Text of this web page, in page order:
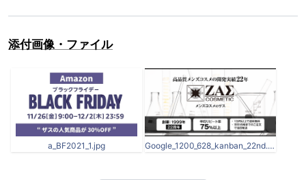
添付画像・ファイル
a_BF2021_1.jpg Google_1200_628_kanban_22nd.png